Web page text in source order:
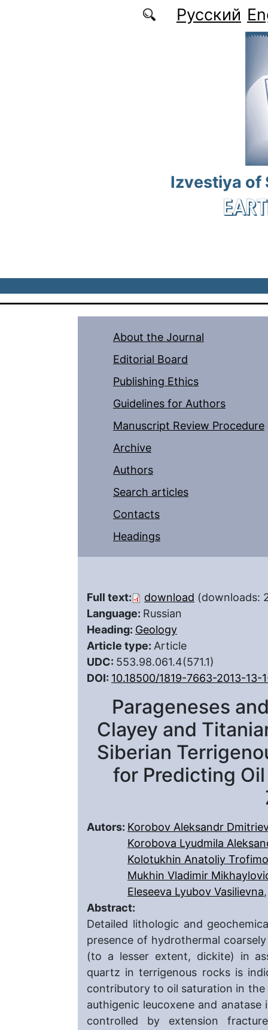
Русский
Izvestiya of
About the Journal
Editorial Board
Publishing Ethics
Guidelines for Authors
Manuscript Review Procedure
Archive
Authors
Search articles
Contacts
Headings
Full text: download (downloads:
Language: Russian
Heading: Geology
Article type: Article
UDC: 553.98.061.4(571.1)
DOI: 10.18500/1819-7663-2013-13-
Parageneses
Clayey and
Siberian
for Predicting
Autors: Korobov Aleksandr
Korobova Lyudmila
Kolotukhin Anatoliy
Mukhin Vladimir
Eleseeva Lyubov Vasilievna
Abstract:
Detailed lithologic and
presence of hydrothermal
(to a lesser extent, dickite) in
quartz in terrigenous rocks is
contributory to oil saturation in
authigenic leucoxene and
controlled by extension